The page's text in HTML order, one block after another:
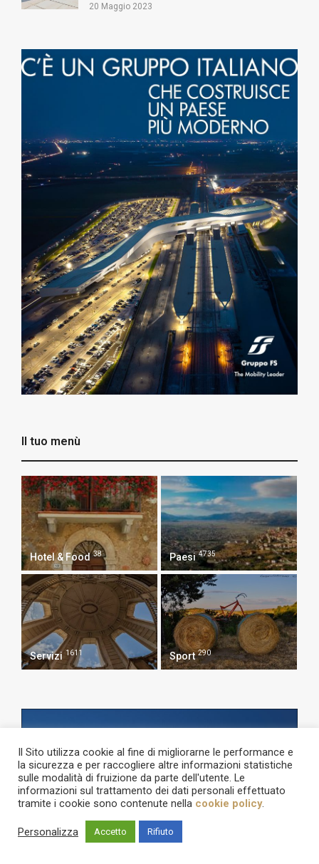
20 Maggio 2023
Il tuo menù
Hotel & Food 38 Paesi 4735
Servizi 1611 Sport 290
Il Sito utilizza cookie al fine di migliorarne le performance e
la sicurezza e per raccogliere altre informazioni statistiche
sulle modalità di fruizione da parte dell'utente. Le
informazioni sul trattamento dei dati personali effettuato
tramite i cookie sono contenute nella cookie policy.
Personalizza Accetto Rifiuto